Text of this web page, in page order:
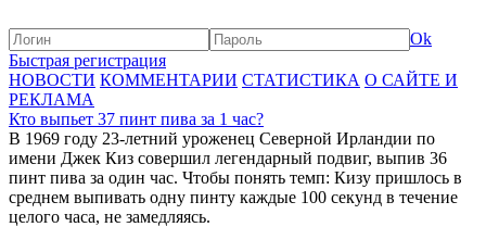
Ok
Быстрая регистрация
НОВОСТИ КОММЕНТАРИИ СТАТИСТИКА О САЙТЕ И
РЕКЛАМА
Кто выпьет 37 пинт пива за 1 час?
В 1969 году 23-летний уроженец Северной Ирландии по
имени Джек Киз совершил легендарный подвиг, выпив 36
пинт пива за один час. Чтобы понять темп: Кизу пришлось в
среднем выпивать одну пинту каждые 100 секунд в течение
целого часа, не замедляясь.